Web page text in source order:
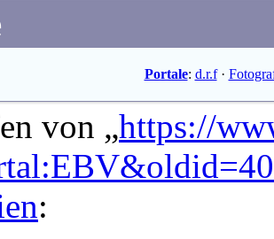
Portale: d.r.f·
von „https://
: